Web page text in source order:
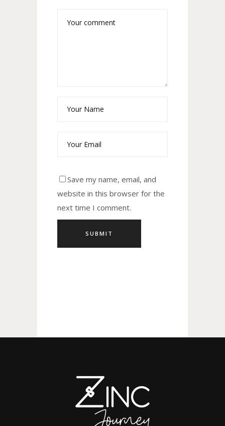
Save my name, email, and
website in this browser for the
next time I comment.